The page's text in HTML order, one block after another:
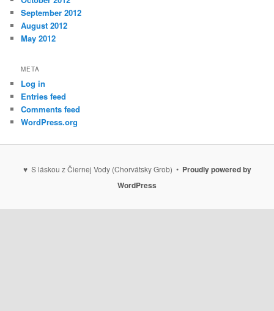
September 2012
August 2012
May 2012
META
Log in
Entries feed
Comments feed
WordPress.org
♥ S láskou z Čiernej Vody (Chorvátsky Grob) • Proudly powered by
WordPress